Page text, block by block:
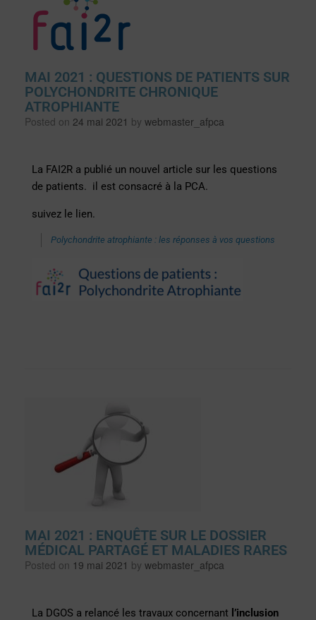
MAI 2021 : QUESTIONS DE PATIENTS SUR
POLYCHONDRITE CHRONIQUE
ATROPHIANTE
Posted on 24 mai 2021 by webmaster_afpca
La FAI2R a publié un nouvel article sur les questions
de patients. il est consacré à la PCA.
suivez le lien.
Polychondrite atrophiante : les réponses à vos questions
MAI 2021 : ENQUÊTE SUR LE DOSSIER
MÉDICAL PARTAGÉ ET MALADIES RARES
Posted on 19 mai 2021 by webmaster_afpca
La DGOS a relancé les travaux concernant l’inclusion